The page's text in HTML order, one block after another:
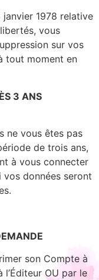
1978 relative
vous
sur vos
tout moment en
3 ANS
ne vous êtes pas
de trois ans,
à vous connecter
vos données seront
son Compte à
OU par le